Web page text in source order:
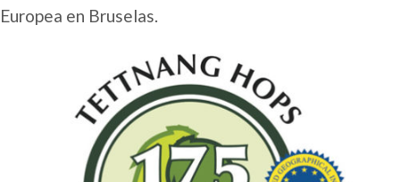
Europea en Bruselas.